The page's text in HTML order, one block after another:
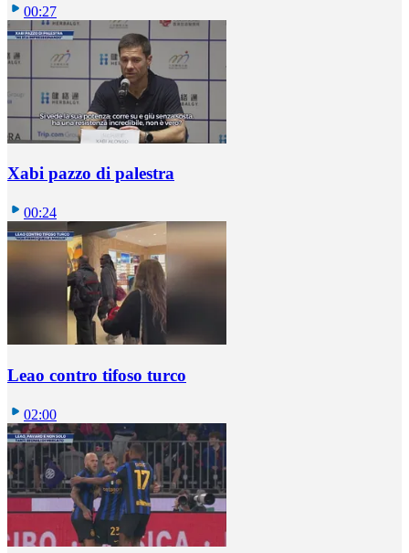
00:27
Xabi pazzo di palestra
00:24
Leao contro tifoso turco
02:00